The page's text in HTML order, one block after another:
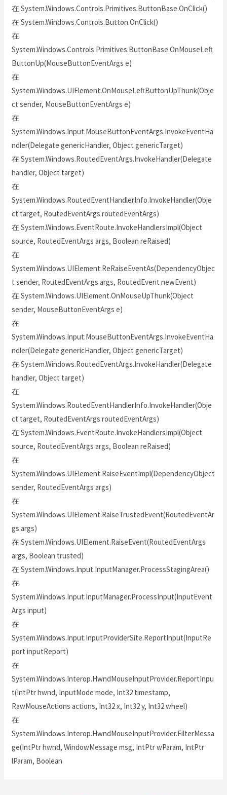
在 System.Windows.Controls.Primitives.ButtonBase.OnClick()
在 System.Windows.Controls.Button.OnClick()
在
System.Windows.Controls.Primitives.ButtonBase.OnMouseLeft
ButtonUp(MouseButtonEventArgs e)
在
System.Windows.UIElement.OnMouseLeftButtonUpThunk(Obje
ct sender, MouseButtonEventArgs e)
在
System.Windows.Input.MouseButtonEventArgs.InvokeEventHa
ndler(Delegate genericHandler, Object genericTarget)
在 System.Windows.RoutedEventArgs.InvokeHandler(Delegate
handler, Object target)
在
System.Windows.RoutedEventHandlerInfo.InvokeHandler(Obje
ct target, RoutedEventArgs routedEventArgs)
在 System.Windows.EventRoute.InvokeHandlersImpl(Object
source, RoutedEventArgs args, Boolean reRaised)
在
System.Windows.UIElement.ReRaiseEventAs(DependencyObjec
t sender, RoutedEventArgs args, RoutedEvent newEvent)
在 System.Windows.UIElement.OnMouseUpThunk(Object
sender, MouseButtonEventArgs e)
在
System.Windows.Input.MouseButtonEventArgs.InvokeEventHa
ndler(Delegate genericHandler, Object genericTarget)
在 System.Windows.RoutedEventArgs.InvokeHandler(Delegate
handler, Object target)
在
System.Windows.RoutedEventHandlerInfo.InvokeHandler(Obje
ct target, RoutedEventArgs routedEventArgs)
在 System.Windows.EventRoute.InvokeHandlersImpl(Object
source, RoutedEventArgs args, Boolean reRaised)
在
System.Windows.UIElement.RaiseEventImpl(DependencyObject
sender, RoutedEventArgs args)
在
System.Windows.UIElement.RaiseTrustedEvent(RoutedEventAr
gs args)
在 System.Windows.UIElement.RaiseEvent(RoutedEventArgs
args, Boolean trusted)
在 System.Windows.Input.InputManager.ProcessStagingArea()
在
System.Windows.Input.InputManager.ProcessInput(InputEvent
Args input)
在
System.Windows.Input.InputProviderSite.ReportInput(InputRe
port inputReport)
在
System.Windows.Interop.HwndMouseInputProvider.ReportInpu
t(IntPtr hwnd, InputMode mode, Int32 timestamp,
RawMouseActions actions, Int32 x, Int32 y, Int32 wheel)
在
System.Windows.Interop.HwndMouseInputProvider.FilterMessa
ge(IntPtr hwnd, WindowMessage msg, IntPtr wParam, IntPtr
lParam, Boolean